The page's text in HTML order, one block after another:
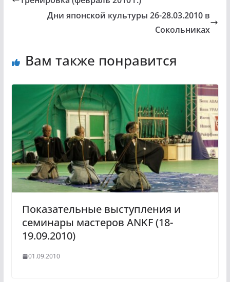
Дни японской культуры 26-28.03.2010 в
Сокольниках
Вам также понравится
Показательные выступления и
семинары мастеров ANKF (18-
19.09.2010)
01.09.2010